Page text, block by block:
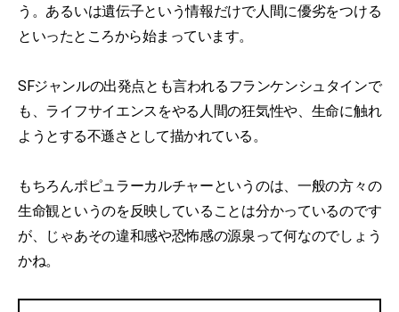
う。あるいは遺伝子という情報だけで人間に優劣をつける
といったところから始まっています。
SFジャンルの出発点とも言われるフランケンシュタインで
も、ライフサイエンスをやる人間の狂気性や、生命に触れ
ようとする不遜さとして描かれている。
もちろんポピュラーカルチャーというのは、一般の方々の
生命観というのを反映していることは分かっているのです
が、じゃあその違和感や恐怖感の源泉って何なのでしょう
かね。